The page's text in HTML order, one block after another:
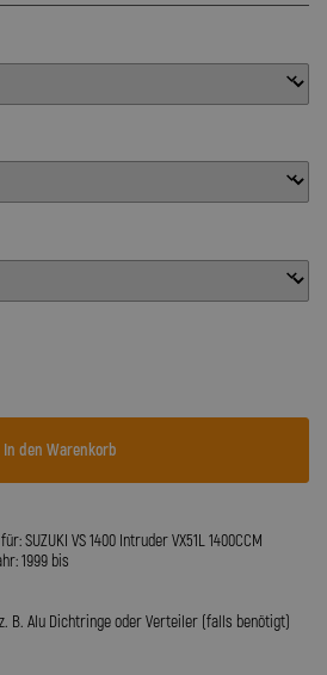
In den Warenkorb
SUZUKI VS 1400 Intruder VX51L 1400CCM
1999 bis
B. Alu Dichtringe oder Verteiler (falls benötigt)